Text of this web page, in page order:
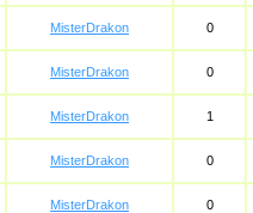
MisterDrakon 0
MisterDrakon 0
MisterDrakon 1
MisterDrakon 0
MisterDrakon 0